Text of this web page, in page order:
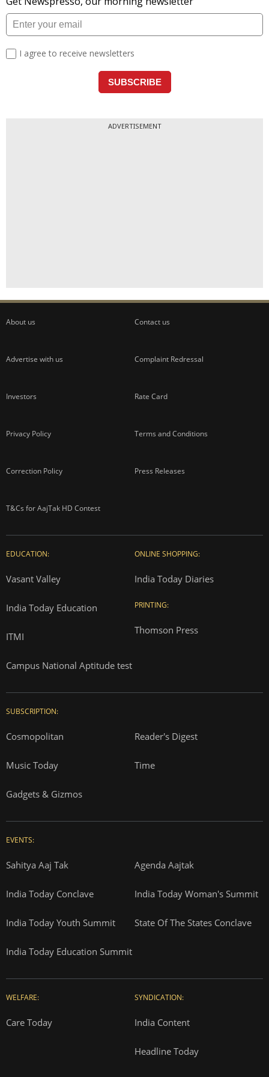
ADVERTISEMENT
About us Contact us
Advertise with us Complaint Redressal
Investors Rate Card
Privacy Policy Terms and Conditions
Correction Policy Press Releases
T&Cs for AajTak HD Contest
EDUCATION:
Vasant Valley
India Today Education
ITMI
Campus National Aptitude test
ONLINE SHOPPING:
India Today Diaries
PRINTING:
Thomson Press
SUBSCRIPTION:
Cosmopolitan Reader's Digest
Music Today Time
Gadgets & Gizmos
EVENTS:
Sahitya Aaj Tak Agenda Aajtak
India Today Conclave India Today Woman's Summit
India Today Youth Summit State Of The States Conclave
India Today Education Summit
WELFARE:
Care Today
SYNDICATION:
India Content
Headline Today